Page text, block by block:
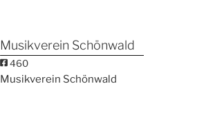
Musikverein Schönwald
460
Musikverein Schönwald